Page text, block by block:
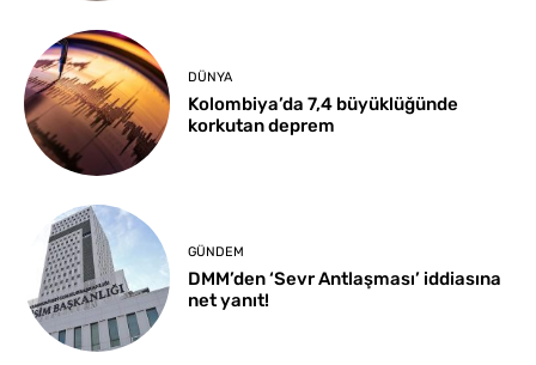
DÜNYA
Kolombiya’da 7,4 büyüklüğünde
korkutan deprem
GÜNDEM
DMM’den ‘Sevr Antlaşması’ iddiasına
net yanıt!